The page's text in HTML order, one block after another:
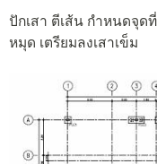
ปักเสา ตีเส้น กำหนดจุด
หมุด เตรียมลงเสาเข็ม